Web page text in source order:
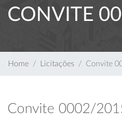
CONVITE
Home Licitações Convite
Convite 0002/